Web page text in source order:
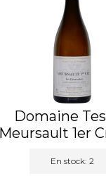
Domaine
Meursault 1er
En stock: 2